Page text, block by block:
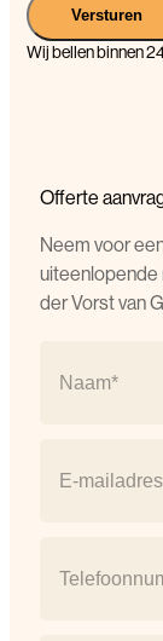
Versturen
Wij bellen binnen
Offerte
Neem voor
uiteenlopende
der Vorst van
mail (Vereist)